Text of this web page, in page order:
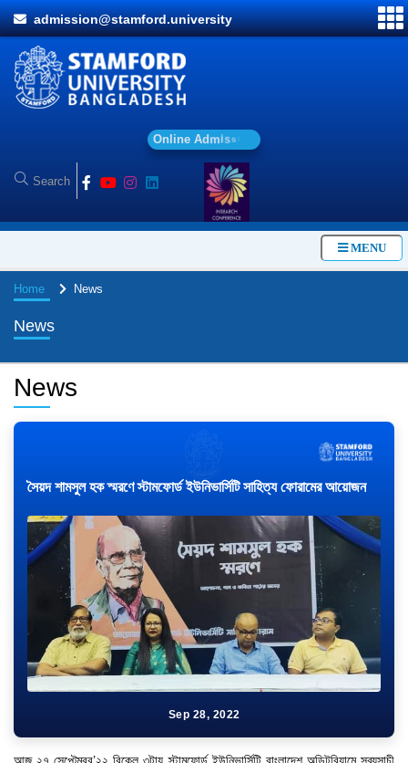
admission@stamford.university
Onl ine Admissi
MENU
Home News
News
News
সৈয়দ শামসুল হক স্মরণে স্টামফোর্ড ইউনিভার্সিটি সাহিত্য ফোরামের আয়োজন
Sep 28, 2022